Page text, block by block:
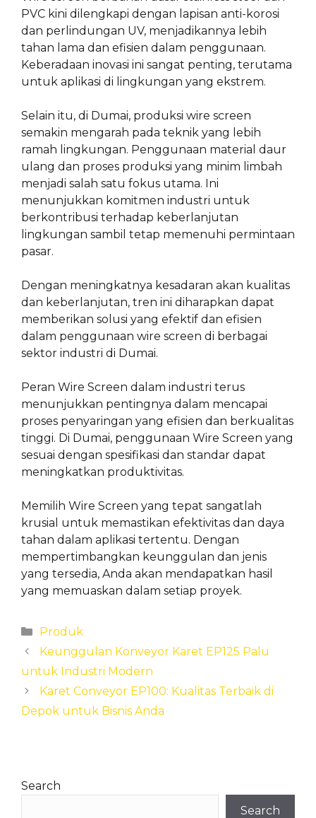
PVC kini dilengkapi dengan lapisan anti-korosi
dan perlindungan UV, menjadikannya lebih
tahan lama dan efisien dalam penggunaan.
Keberadaan inovasi ini sangat penting, terutama
untuk aplikasi di lingkungan yang ekstrem.
Selain itu, di Dumai, produksi wire screen
semakin mengarah pada teknik yang lebih
ramah lingkungan. Penggunaan material daur
ulang dan proses produksi yang minim limbah
menjadi salah satu fokus utama. Ini
menunjukkan komitmen industri untuk
berkontribusi terhadap keberlanjutan
lingkungan sambil tetap memenuhi permintaan
pasar.
Dengan meningkatnya kesadaran akan kualitas
dan keberlanjutan, tren ini diharapkan dapat
memberikan solusi yang efektif dan efisien
dalam penggunaan wire screen di berbagai
sektor industri di Dumai.
Peran Wire Screen dalam industri terus
menunjukkan pentingnya dalam mencapai
proses penyaringan yang efisien dan berkualitas
tinggi. Di Dumai, penggunaan Wire Screen yang
sesuai dengan spesifikasi dan standar dapat
meningkatkan produktivitas.
Memilih Wire Screen yang tepat sangatlah
krusial untuk memastikan efektivitas dan daya
tahan dalam aplikasi tertentu. Dengan
mempertimbangkan keunggulan dan jenis
yang tersedia, Anda akan mendapatkan hasil
yang memuaskan dalam setiap proyek.
Categories
Produk
Keunggulan Konveyor Karet EP125 Palu
untuk Industri Modern
Karet Conveyor EP100: Kualitas Terbaik di
Depok untuk Bisnis Anda
Search
Search